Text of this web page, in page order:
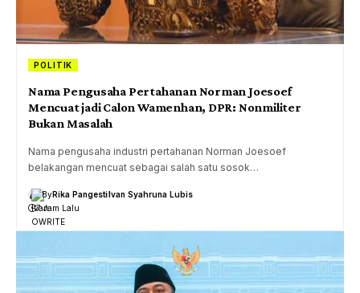
POLITIK
Nama Pengusaha Pertahanan Norman Joesoef
Mencuat jadi Calon Wamenhan, DPR: Nonmiliter
Bukan Masalah
Nama pengusaha industri pertahanan Norman Joesoef
belakangan mencuat sebagai salah satu sosok…
ByRika PangestiIvan Syahruna Lubis
7 Jam Lalu